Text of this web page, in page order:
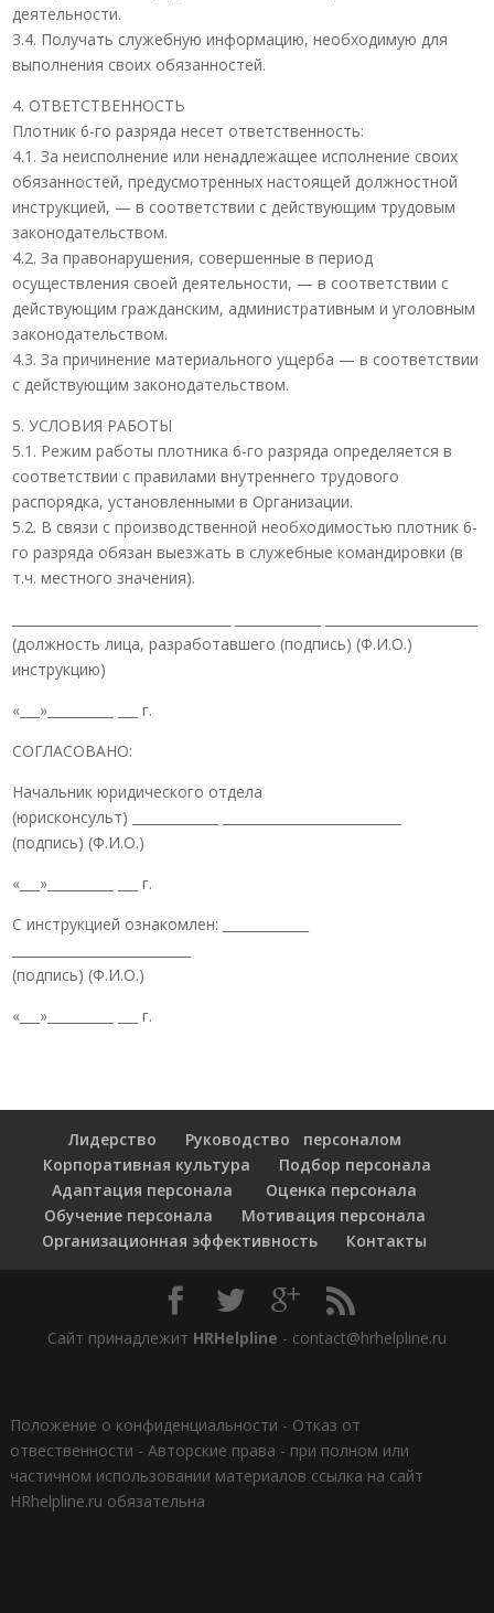
деятельности.
3.4. Получать служебную информацию, необходимую для
выполнения своих обязанностей.
4. ОТВЕТСТВЕННОСТЬ
Плотник 6-го разряда несет ответственность:
4.1. За неисполнение или ненадлежащее исполнение своих
обязанностей, предусмотренных настоящей должностной
инструкцией, — в соответствии с действующим трудовым
законодательством.
4.2. За правонарушения, совершенные в период
осуществления своей деятельности, — в соответствии с
действующим гражданским, административным и уголовным
законодательством.
4.3. За причинение материального ущерба — в соответствии
с действующим законодательством.
5. УСЛОВИЯ РАБОТЫ
5.1. Режим работы плотника 6-го разряда определяется в
соответствии с правилами внутреннего трудового
распорядка, установленными в Организации.
5.2. В связи с производственной необходимостью плотник 6-
го разряда обязан выезжать в служебные командировки (в
т.ч. местного значения).
(должность лица, разработавшего (подпись) (Ф.И.О.)
инструкцию)
«___»__________ ___ г.
СОГЛАСОВАНО:
Начальник юридического отдела
(юрисконсульт) _____________ ___________________________
(подпись) (Ф.И.О.)
«___»__________ ___ г.
С инструкцией ознакомлен: _____________
(подпись) (Ф.И.О.)
«___»__________ ___ г.
Лидерство
Руководство персоналом
Корпоративная культура
Подбор персонала
Адаптация персонала
Оценка персонала
Обучение персонала
Мотивация персонала
Организационная эффективность
Контакты
Сайт принадлежит HRHelpline - contact@hrhelpline.ru
Положение о конфиденциальности - Отказ от
отвественности - Авторские права - при полном или
частичном использовании материалов ссылка на сайт
HRhelpline.ru обязательна